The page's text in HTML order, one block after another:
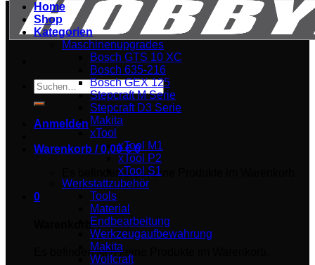
Suchen
nach:
Anmelden
Warenkorb /0,00€ 0
Es befinden sich keine Produkte im Warenkorb.
0
Warenkorb
Es befinden sich keine Produkte im Warenkorb.
Home
Shop
Kategorien
Maschinenupgrades
Bosch GTS 10 XC
Bosch 635-216
Bosch GEX 125
Stepcraft M Serie
Stepcraft D3 Serie
Makita
xTool
xTool M1
xTool P2
xTool S1
Werkstattzubehör
Tools
Material
Endbearbeitung
Werkzeugaufbewahrung
Makita
Wolfcraft